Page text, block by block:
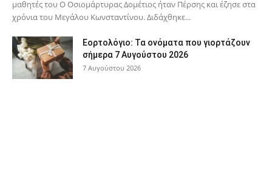
μαθητές του Ο Oσιομάρτυρας Δομέτιος ήταν Πέρσης και έζησε στα
χρόνια του Μεγάλου Κωνσταντίνου. Διδάχθηκε...
Εορτολόγιο: Τα ονόματα που γιορτάζουν
σήμερα 7 Αυγούστου 2026
7 Αυγούστου 2026